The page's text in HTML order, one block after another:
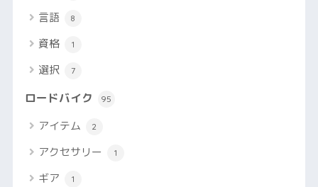
言語 8
資格 1
選択 7
ロードバイク 95
アイテム 2
アクセサリー 1
ギア 1